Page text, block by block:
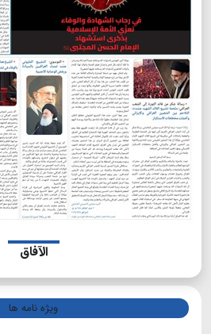
الآفاق
ویژه نامه ها